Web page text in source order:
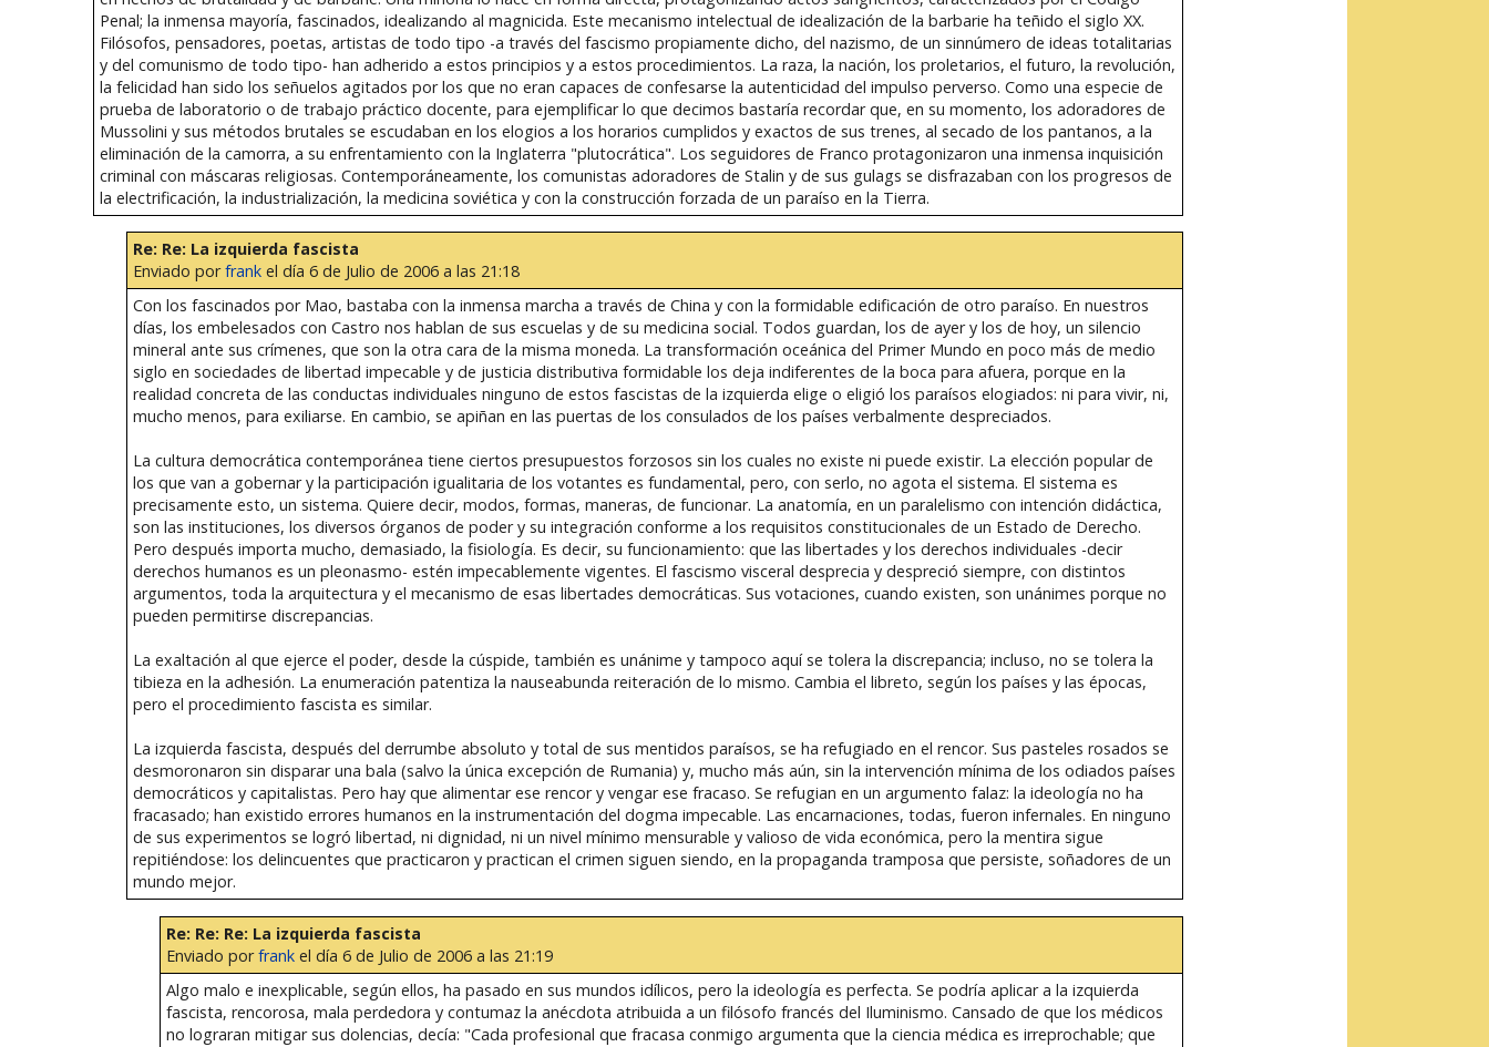
Penal; la inmensa mayoría, fascinados, idealizando al magnicida. Este mecanismo intelectual de idealización de la barbarie ha teñido el siglo XX.
Filósofos, pensadores, poetas, artistas de todo tipo -a través del fascismo propiamente dicho, del nazismo, de un sinnúmero de ideas totalitarias
y del comunismo de todo tipo- han adherido a estos principios y a estos procedimientos. La raza, la nación, los proletarios, el futuro, la revolución,
la felicidad han sido los señuelos agitados por los que no eran capaces de confesarse la autenticidad del impulso perverso. Como una especie de
prueba de laboratorio o de trabajo práctico docente, para ejemplificar lo que decimos bastaría recordar que, en su momento, los adoradores de
Mussolini y sus métodos brutales se escudaban en los elogios a los horarios cumplidos y exactos de sus trenes, al secado de los pantanos, a la
eliminación de la camorra, a su enfrentamiento con la Inglaterra "plutocrática". Los seguidores de Franco protagonizaron una inmensa inquisición
criminal con máscaras religiosas. Contemporáneamente, los comunistas adoradores de Stalin y de sus gulags se disfrazaban con los progresos de
la electrificación, la industrialización, la medicina soviética y con la construcción forzada de un paraíso en la Tierra.
Re: Re: La izquierda fascista
Enviado porfrankel día 6 de Julio de 2006 a las 21:18
Con los fascinados por Mao, bastaba con la inmensa marcha a través de China y con la formidable edificación de otro paraíso. En nuestros
días, los embelesados con Castro nos hablan de sus escuelas y de su medicina social. Todos guardan, los de ayer y los de hoy, un silencio
mineral ante sus crímenes, que son la otra cara de la misma moneda. La transformación oceánica del Primer Mundo en poco más de medio
siglo en sociedades de libertad impecable y de justicia distributiva formidable los deja indiferentes de la boca para afuera, porque en la
realidad concreta de las conductas individuales ninguno de estos fascistas de la izquierda elige o eligió los paraísos elogiados: ni para vivir, ni,
mucho menos, para exiliarse. En cambio, se apiñan en las puertas de los consulados de los países verbalmente despreciados.
La cultura democrática contemporánea tiene ciertos presupuestos forzosos sin los cuales no existe ni puede existir. La elección popular de
los que van a gobernar y la participación igualitaria de los votantes es fundamental, pero, con serlo, no agota el sistema. El sistema es
precisamente esto, un sistema. Quiere decir, modos, formas, maneras, de funcionar. La anatomía, en un paralelismo con intención didáctica,
son las instituciones, los diversos órganos de poder y su integración conforme a los requisitos constitucionales de un Estado de Derecho.
Pero después importa mucho, demasiado, la fisiología. Es decir, su funcionamiento: que las libertades y los derechos individuales -decir
derechos humanos es un pleonasmo- estén impecablemente vigentes. El fascismo visceral desprecia y despreció siempre, con distintos
argumentos, toda la arquitectura y el mecanismo de esas libertades democráticas. Sus votaciones, cuando existen, son unánimes porque no
pueden permitirse discrepancias.
La exaltación al que ejerce el poder, desde la cúspide, también es unánime y tampoco aquí se tolera la discrepancia; incluso, no se tolera la
tibieza en la adhesión. La enumeración patentiza la nauseabunda reiteración de lo mismo. Cambia el libreto, según los países y las épocas,
pero el procedimiento fascista es similar.
La izquierda fascista, después del derrumbe absoluto y total de sus mentidos paraísos, se ha refugiado en el rencor. Sus pasteles rosados se
desmoronaron sin disparar una bala (salvo la única excepción de Rumania) y, mucho más aún, sin la intervención mínima de los odiados países
democráticos y capitalistas. Pero hay que alimentar ese rencor y vengar ese fracaso. Se refugian en un argumento falaz: la ideología no ha
fracasado; han existido errores humanos en la instrumentación del dogma impecable. Las encarnaciones, todas, fueron infernales. En ninguno
de sus experimentos se logró libertad, ni dignidad, ni un nivel mínimo mensurable y valioso de vida económica, pero la mentira sigue
repitiéndose: los delincuentes que practicaron y practican el crimen siguen siendo, en la propaganda tramposa que persiste, soñadores de un
mundo mejor.
Re: Re: Re: La izquierda fascista
Enviado porfrankel día 6 de Julio de 2006 a las 21:19
Algo malo e inexplicable, según ellos, ha pasado en sus mundos idílicos, pero la ideología es perfecta. Se podría aplicar a la izquierda
fascista, rencorosa, mala perdedora y contumaz la anécdota atribuida a un filósofo francés del Iluminismo. Cansado de que los médicos
no lograran mitigar sus dolencias, decía: "Cada profesional que fracasa conmigo argumenta que la ciencia médica es irreprochable; que